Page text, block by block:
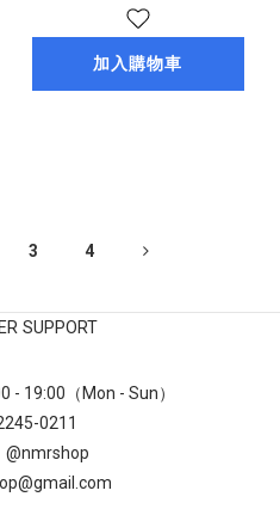
加入購物車
3 4
SUPPORT
- 19:00（Mon - Sun）
0211
@nmrshop